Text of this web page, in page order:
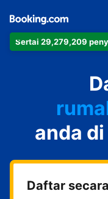
Sertai 29,279,209
anda
Daftar